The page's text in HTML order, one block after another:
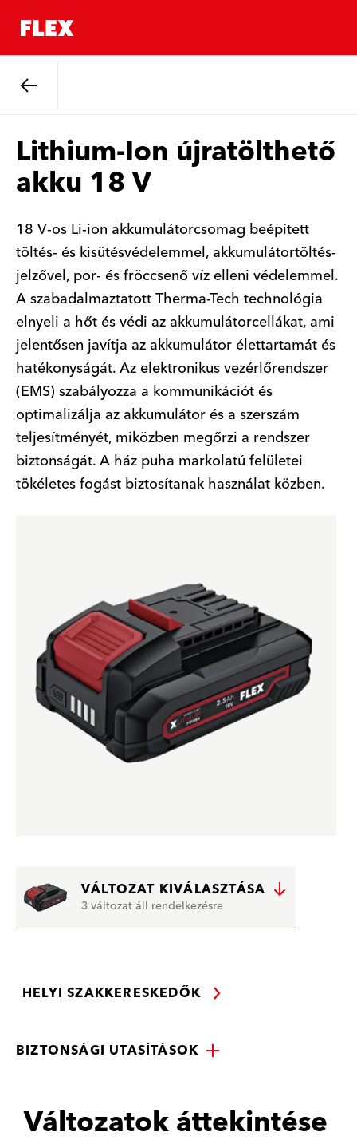
Lithium-Ion újratölthető
akku 18 V
18 V-os Li-ion akkumulátorcsomag beépített
töltés- és kisütésvédelemmel, akkumulátortöltés-
jelzővel, por- és fröccsenő víz elleni védelemmel.
A szabadalmaztatott Therma-Tech technológia
elnyeli a hőt és védi az akkumulátorcellákat, ami
jelentősen javítja az akkumulátor élettartamát és
hatékonyságát. Az elektronikus vezérlőrendszer
(EMS) szabályozza a kommunikációt és
optimalizálja az akkumulátor és a szerszám
teljesítményét, miközben megőrzi a rendszer
biztonságát. A ház puha markolatú felületei
tökéletes fogást biztosítanak használat közben.
VÁLTOZAT KIVÁLASZTÁSA
3 változat áll rendelkezésre
HELYI SZAKKERESKEDŐK
BIZTONSÁGI UTASÍTÁSOK
Változatok áttekintése